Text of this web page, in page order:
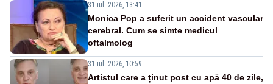
31 iul. 2026, 13:41
Monica Pop a suferit un accident vascular
cerebral. Cum se simte medicul
oftalmolog
31 iul. 2026, 10:59
Artistul care a ținut post cu apă 40 de zile,